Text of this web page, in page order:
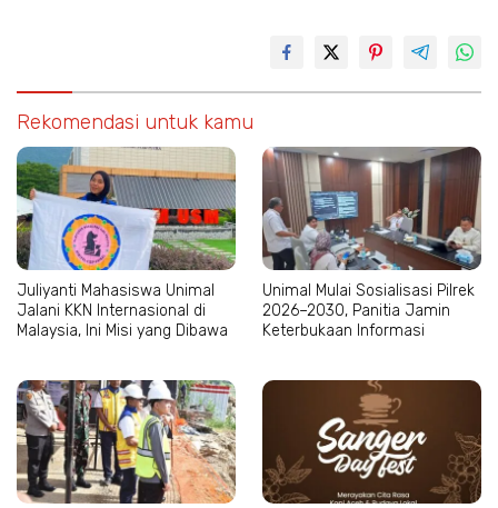
Rekomendasi untuk kamu
Juliyanti Mahasiswa Unimal
Jalani KKN Internasional di
Malaysia, Ini Misi yang Dibawa
Unimal Mulai Sosialisasi Pilrek
2026–2030, Panitia Jamin
Keterbukaan Informasi